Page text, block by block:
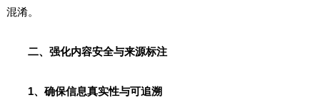
混淆。
二、强化内容安全与来源标注
1、确保信息真实性与可追溯